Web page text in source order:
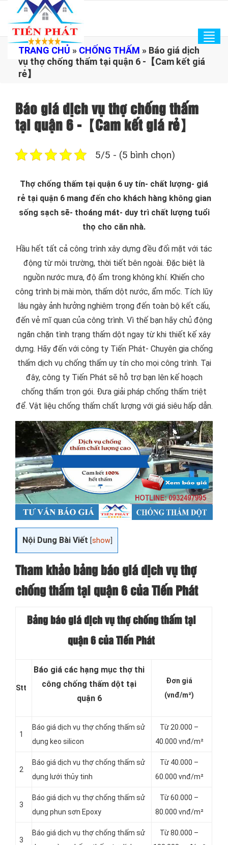
TRANG CHỦ » CHỐNG THẤM » Báo giá dịch
vụ thợ chống thấm tại quận 6 -【Cam kết giá
rẻ】
Báo giá dịch vụ thợ chống thấm
tại quận 6 -【Cam kết giá rẻ】
5/5 - (5 bình chọn)
Thợ chống thấm tại quận 6 uy tín- chất lượng- giá
rẻ tại quận 6 mang đến cho khách hàng không gian
sống sạch sẽ- thoáng mát- duy trì chất lượng tuổi
thọ cho căn nhà.
Hầu hết tất cả công trình xây dựng đều đối mặt với tác
động từ môi trường, thời tiết bên ngoài. Đặc biệt là
nguồn nước mưa, độ ẩm trong không khí. Khiến cho
công trình bị mài mòn, thấm dột nước, ẩm mốc. Tích lũy
lâu ngày ảnh hưởng nghiêm trọng đến toàn bộ kết cấu,
đến vẻ mĩ quan của công trình. Vì thế bạn hãy chủ động
ngăn chặn tình trạng thấm dột ngay từ khi thiết kế xây
dựng. Hãy đến với công ty Tiến Phát- Chuyên gia chống
thấm dịch vụ chống thấm uy tín cho mọi công trình. Tại
đây, công ty Tiến Phát sẽ hỗ trợ bạn lên kế hoạch
chống thấm trọn gói. Đưa giải pháp chống thấm triệt
để. Vật liệu chống thấm chất lượng với giá siêu hấp dẫn.
Nội Dung Bài Viết [show
Tham khảo bảng báo giá dịch vụ thợ
chống thấm tại quận 6 của Tiến Phát
Bảng báo giá dịch vụ thợ chống thấm tại
quận 6 của Tiến Phát
Stt
Báo giá các hạng mục thợ thi
công chống thấm dột tại
quận 6
Đơn giá
(vnđ/m²)
1
Báo giá dịch vụ thợ chống thấm sử
dụng keo silicon
Từ 20.000 –
40.000 vnđ/m²
2
Báo giá dịch vụ thợ chống thấm sử
dụng lưới thủy tinh
Từ 40.000 –
60.000 vnđ/m²
3
Báo giá dịch vụ thợ chống thấm sử
dụng phun sơn Epoxy
Từ 60.000 –
80.000 vnđ/m²
3
Báo giá dịch vụ thợ chống thấm sử
Từ 80.000 –